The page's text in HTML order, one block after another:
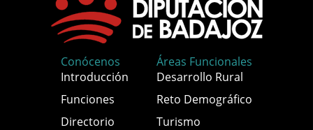
Conócenos
Introducción
Funciones
Directorio
Áreas Funcionales
Desarrollo Rural
Reto Demográfico
Turismo